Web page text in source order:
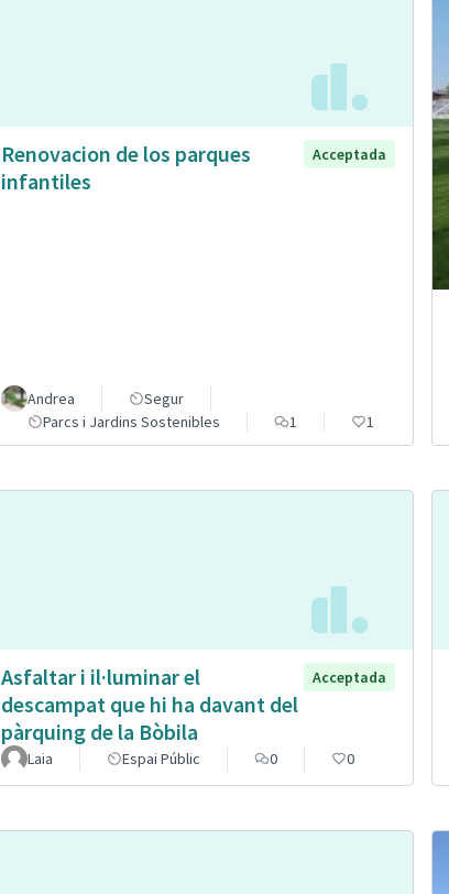
Renovacion de los parques
infantiles
Acceptada
Andrea
Segur
Parcs i Jardins Sostenibles
1 1
Asfaltar i il·luminar el
descampat que hi ha davant del
pàrquing de la Bòbila
Acceptada
Laia Espai Públic 0 0